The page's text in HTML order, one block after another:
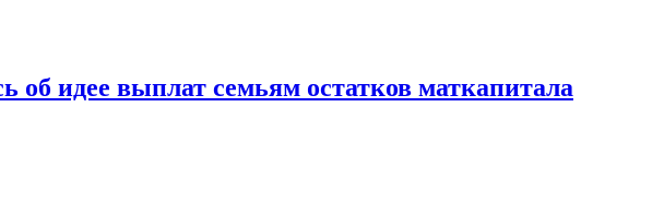
об идее выплат семьям остатков маткапитала